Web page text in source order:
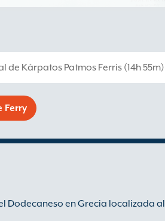
de Kárpatos Patmos Ferris (14h 55m)
Ferry
Dodecaneso en Grecia localizada al